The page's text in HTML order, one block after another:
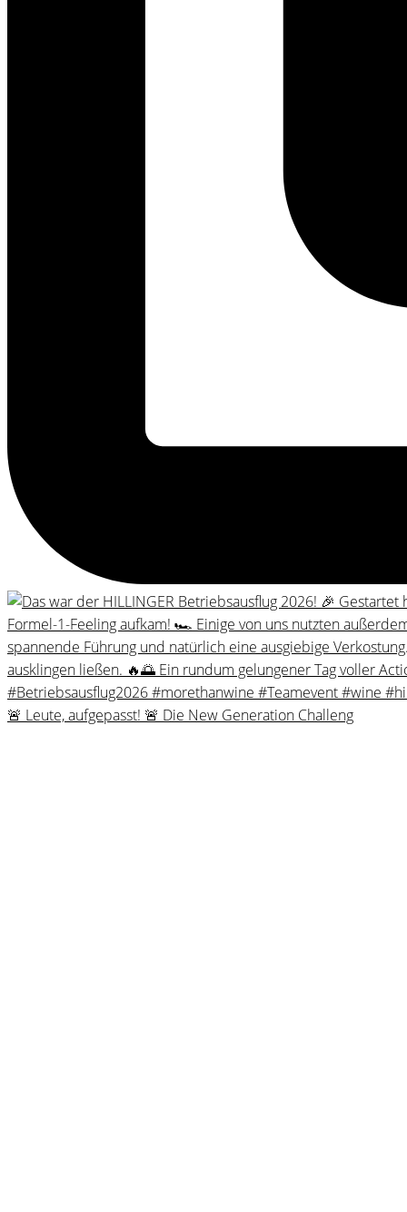
🚨 Leute, aufgepasst! 🚨 Die New Generation Challeng